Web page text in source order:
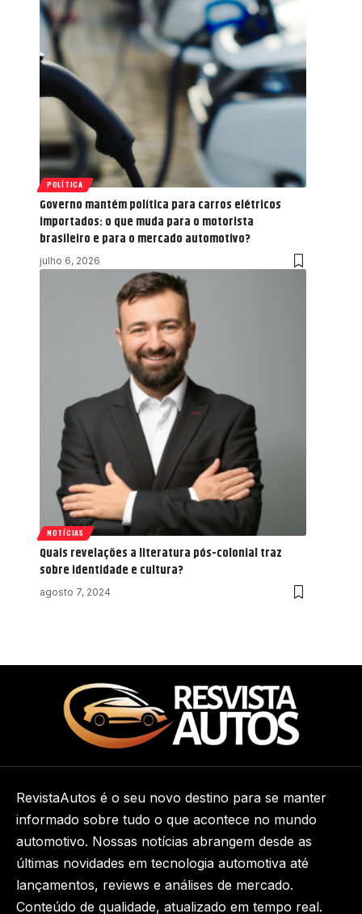
POLÍTICA
Governo mantém política para carros elétricos
importados: o que muda para o motorista
brasileiro e para o mercado automotivo?
julho 6, 2026
NOTÍCIAS
Quais revelações a literatura pós-colonial traz
sobre identidade e cultura?
agosto 7, 2024
RevistaAutos é o seu novo destino para se manter
informado sobre tudo o que acontece no mundo
automotivo. Nossas notícias abrangem desde as
últimas novidades em tecnologia automotiva até
lançamentos, reviews e análises de mercado.
Conteúdo de qualidade, atualizado em tempo real.